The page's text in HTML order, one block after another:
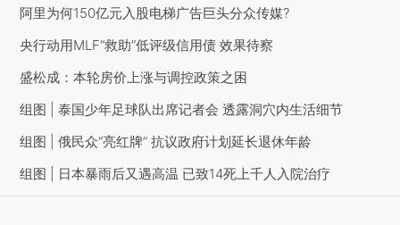
阿里为何150亿元入股电梯广告巨头分众传媒?
央行动用MLF“救助”低评级信用债 效果待察
盛松成：本轮房价上涨与调控政策之困
组图 | 泰国少年足球队出席记者会 透露洞穴内生活细节
组图 | 俄民众“亮红牌” 抗议政府计划延长退休年龄
组图 | 日本暴雨后又遇高温 已致14死上千人入院治疗